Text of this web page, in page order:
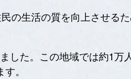
の生活の質を向上させる
した。この地域では約1万
。